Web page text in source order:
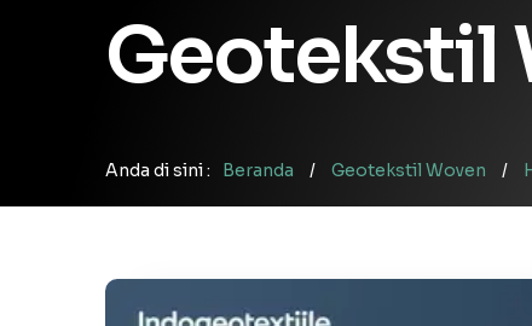
Geotekstil
Anda di sini : Beranda / Geotekstil Woven /